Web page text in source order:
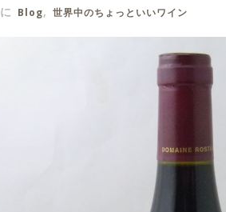
に Blog, 世界中のちょっといいワイン